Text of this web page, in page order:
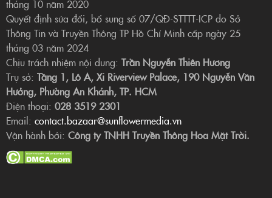
tháng 10 năm 2020
Quyết định sửa đổi, bổ sung số 07/QĐ-STTTT-ICP do Sở
Thông Tin và Truyền Thông TP Hồ Chí Minh cấp ngày 25
tháng 03 năm 2024
Chịu trách nhiệm nội dung: Trần Nguyễn Thiên Hương
Trụ sở: Tầng 1, Lô A, Xi Riverview Palace, 190 Nguyễn Văn
Hưởng, Phường An Khánh, TP. HCM
Điện thoại: 028 3519 2301
Email: contact.bazaar@sunflowermedia.vn
Vận hành bởi: Công ty TNHH Truyền Thông Hoa Mặt Trời.